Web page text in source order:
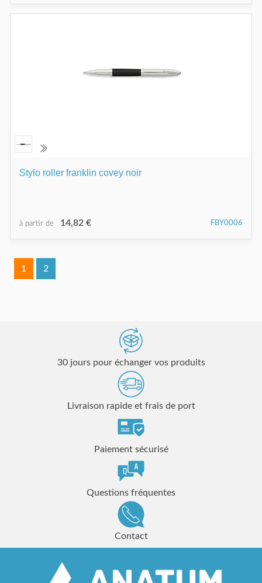
Stylo roller franklin covey noir
à partir de 14,82 € FBY0006
1 2
30 jours pour échanger vos produits
Livraison rapide et frais de port
Paiement sécurisé
Questions fréquentes
Contact